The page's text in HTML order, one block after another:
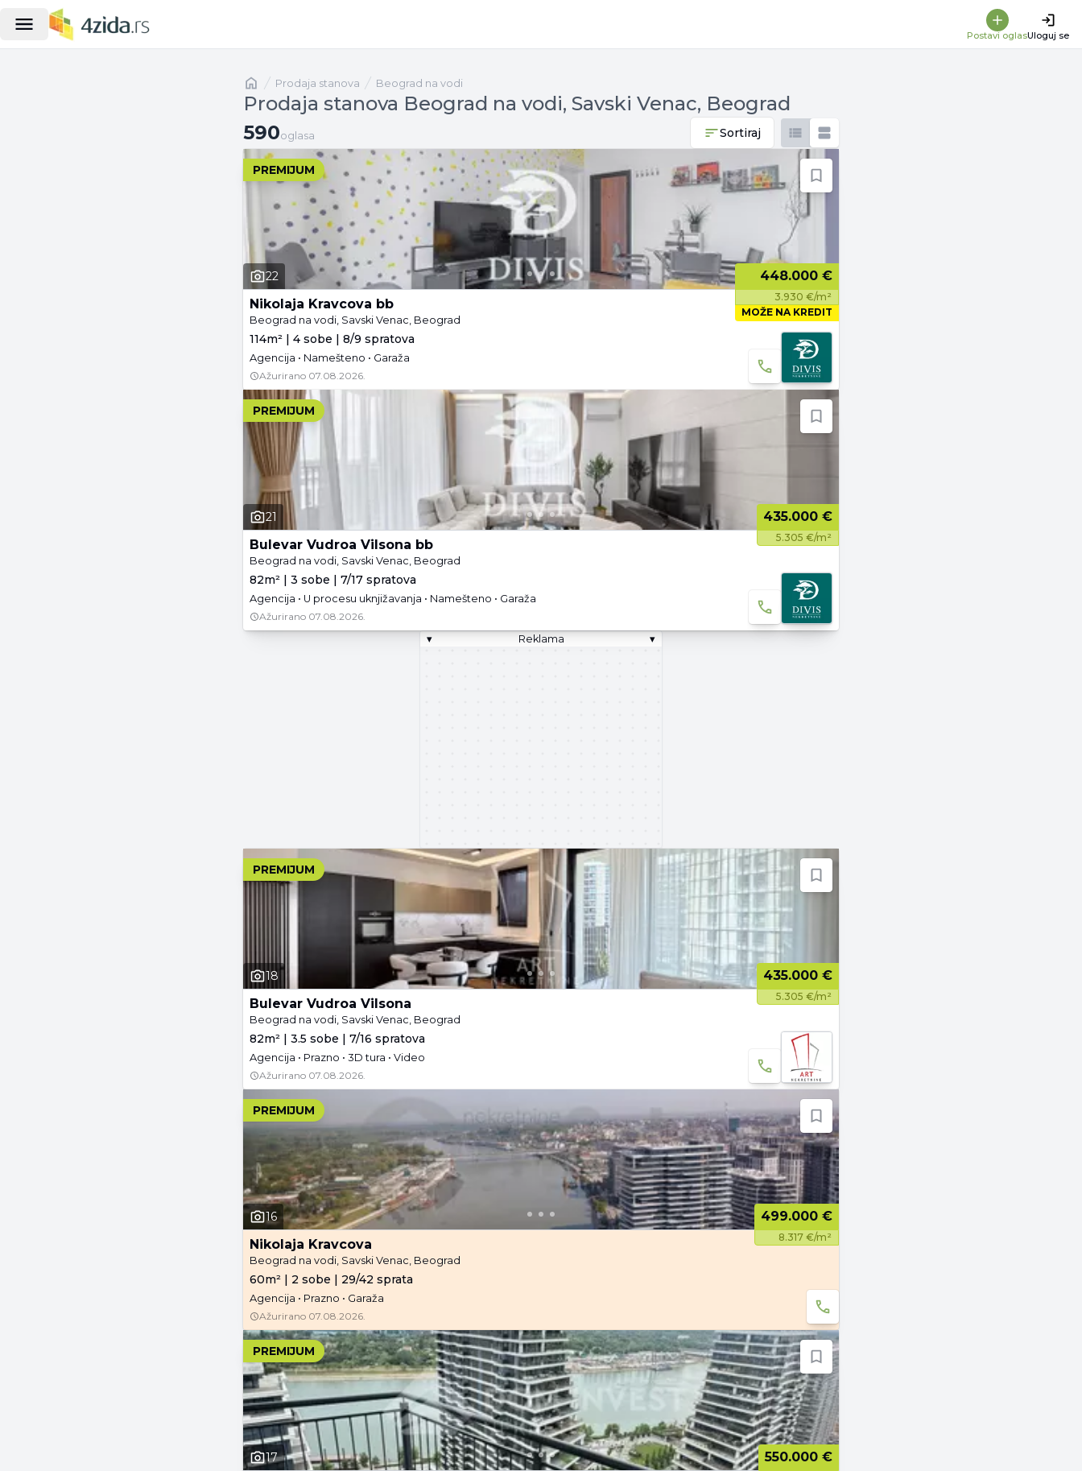
Postavi oglasUloguj se
Naslovnaprodaja stanova Beograd na vodi
Prodaja stanova Beograd na vodi, Savski Venac, Beograd
590 oglasa
590oglasa Sortiraj
PREMIJUM
22 448.000 €
3.930 €/m²
MOŽE NA KREDIT
Nikolaja Kravcova bb
Beograd na vodi, Savski Venac, Beograd
114m² | 4 sobe | 8/9 spratova
Agencija • Namešteno • Garaža
Ažurirano 07.08.2026.
PREMIJUM
21 435.000 €
5.305 €/m²
Bulevar Vudroa Vilsona bb
Beograd na vodi, Savski Venac, Beograd
82m² | 3 sobe | 7/17 spratova
Agencija • U procesu uknjižavanja • Namešteno • Garaža
Ažurirano 07.08.2026.
▾
Reklama ▾
PREMIJUM
18 435.000 €
5.305 €/m²
Bulevar Vudroa Vilsona
Beograd na vodi, Savski Venac, Beograd
82m² | 3.5 sobe | 7/16 spratova
Agencija • Prazno • 3D tura • Video
Ažurirano 07.08.2026.
PREMIJUM
16 499.000 €
8.317 €/m²
Nikolaja Kravcova
Beograd na vodi, Savski Venac, Beograd
60m² | 2 sobe | 29/42 sprata
Agencija • Prazno • Garaža
Ažurirano 07.08.2026.
PREMIJUM
17 550.000 €